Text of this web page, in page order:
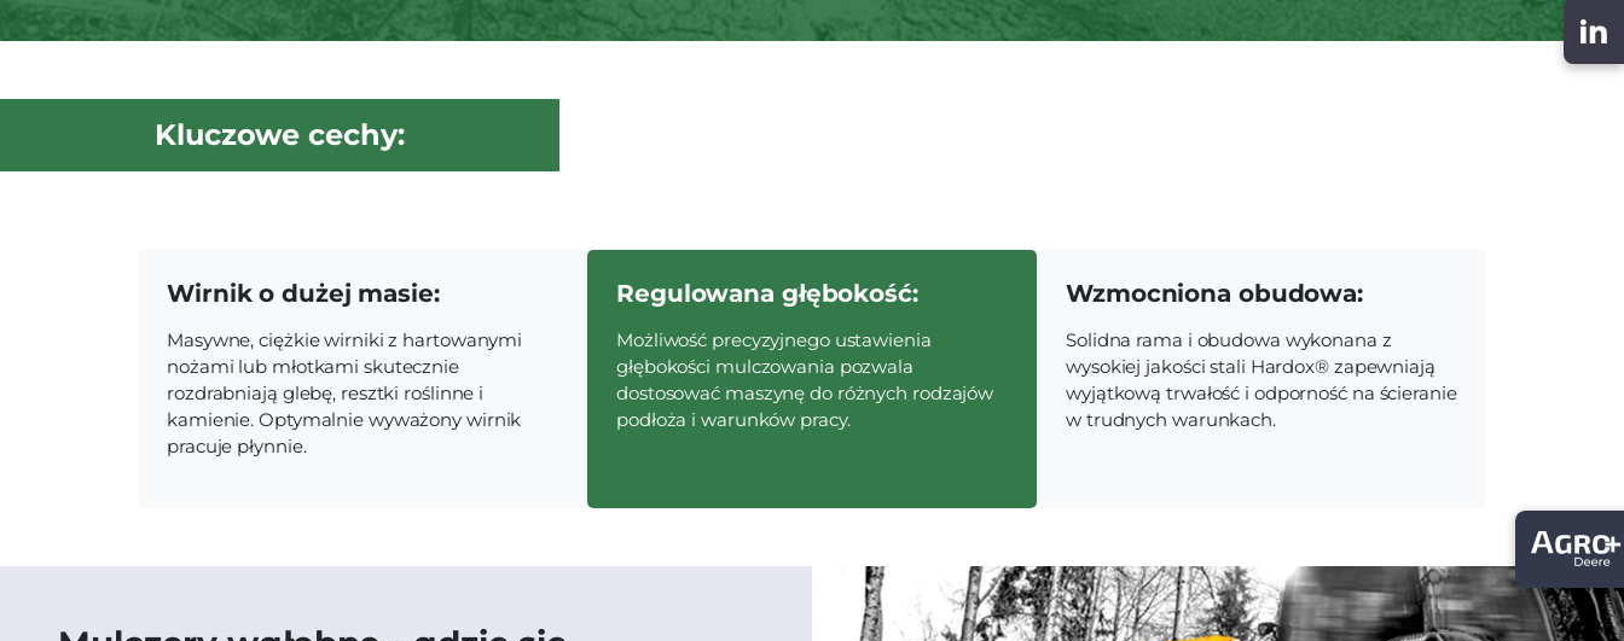
Kluczowe cechy:
Wirnik o dużej masie:
Masywne, ciężkie wirniki z hartowanymi
nożami lub młotkami skutecznie
rozdrabniają glebę, resztki roślinne i
kamienie. Optymalnie wyważony wirnik
pracuje płynnie.
Regulowana głębokość:
Możliwość precyzyjnego ustawienia
głębokości mulczowania pozwala
dostosować maszynę do różnych rodzajów
podłoża i warunków pracy.
Wzmocniona obudowa:
Solidna rama i obudowa wykonana z
wysokiej jakości stali Hardox® zapewniają
wyjątkową trwałość i odporność na ścieranie
w trudnych warunkach.